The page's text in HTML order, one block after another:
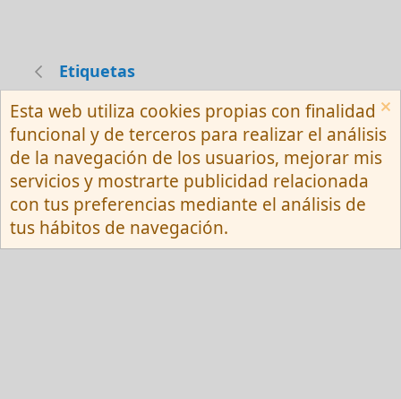
Etiquetas
Español (Neutro) Tu
Contactarnos
Términos y reglas
Privacy policy
Ayuda
R
S
S
Community platform by XenForo ® © 2010-
2026 XenForo Ltd.
Esta web utiliza cookies propias con finalidad
funcional y de terceros para realizar el análisis
de la navegación de los usuarios, mejorar mis
servicios y mostrarte publicidad relacionada
con tus preferencias mediante el análisis de
tus hábitos de navegación.